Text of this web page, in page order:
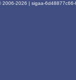
2026 | sigaa-